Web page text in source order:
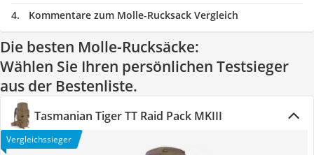
Kommentare zum Molle-Rucksack Vergleich
Die besten Molle-Rucksäcke:
Wählen Sie Ihren persönlichen Testsieger
aus der Bestenliste.
Tasmanian Tiger TT Raid Pack MKIII
Vergleichssieger